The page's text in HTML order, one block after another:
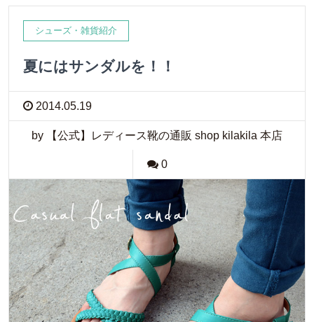
シューズ・雑貨紹介
夏にはサンダルを！！
2014.05.19
by 【公式】レディース靴の通販 shop kilakila 本店
0